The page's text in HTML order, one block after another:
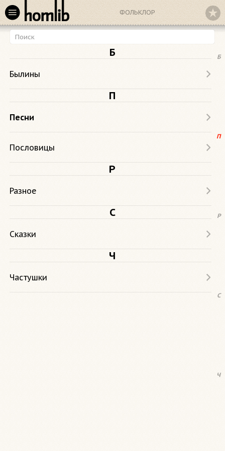
ФОЛЬКЛОР
Б
П
Р
С
Ч
Б
Былины
П
Песни
Пословицы
Р
Разное
С
Сказки
Ч
Частушки